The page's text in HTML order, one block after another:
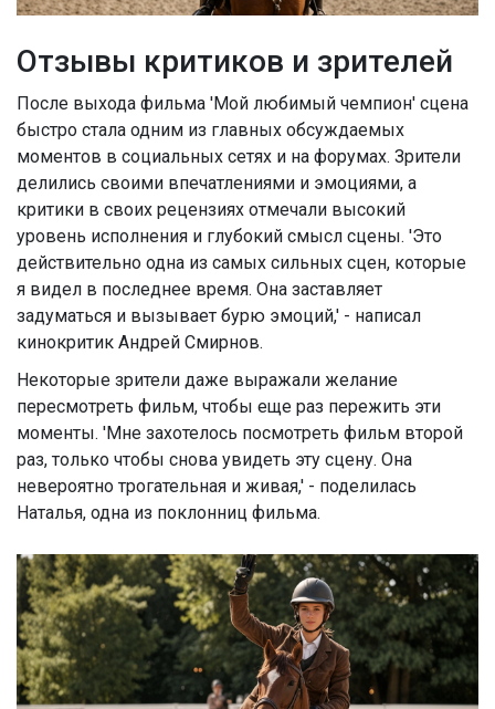
Отзывы критиков и зрителей
После выхода фильма 'Мой любимый чемпион' сцена
быстро стала одним из главных обсуждаемых
моментов в социальных сетях и на форумах. Зрители
делились своими впечатлениями и эмоциями, а
критики в своих рецензиях отмечали высокий
уровень исполнения и глубокий смысл сцены. 'Это
действительно одна из самых сильных сцен, которые
я видел в последнее время. Она заставляет
задуматься и вызывает бурю эмоций,' - написал
кинокритик Андрей Смирнов.
Некоторые зрители даже выражали желание
пересмотреть фильм, чтобы еще раз пережить эти
моменты. 'Мне захотелось посмотреть фильм второй
раз, только чтобы снова увидеть эту сцену. Она
невероятно трогательная и живая,' - поделилась
Наталья, одна из поклонниц фильма.